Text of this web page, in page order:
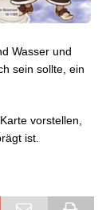
Wasser und
sein sollte, ein
vorstellen,
ist.